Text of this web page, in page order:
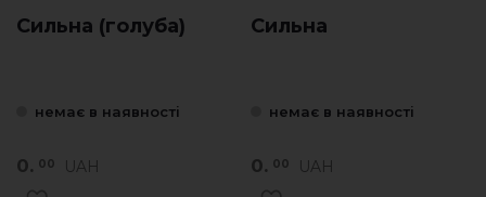
Сильна (голуба)
немає в наявності
0. 00 UAH
Сильна
немає в наявності
0. 00 UAH